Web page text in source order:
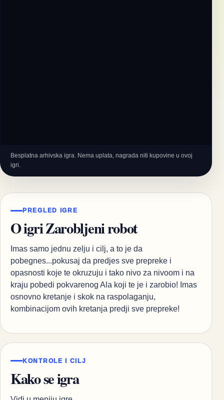
Besplatna arhivska igra. Nema uplata, nagrada niti kupovine u ovoj
igri.
PREGLED IGRE
O igri Zarobljeni robot
Imas samo jednu zelju i cilj, a to je da
pobegnes...pokusaj da predjes sve prepreke i
opasnosti koje te okruzuju i tako nivo za nivoom i na
kraju pobedi pokvarenog Ala koji te je i zarobio! Imas
osnovno kretanje i skok na raspolaganju,
kombinacijom ovih kretanja predji sve prepreke!
KONTROLE I CILJ
Kako se igra